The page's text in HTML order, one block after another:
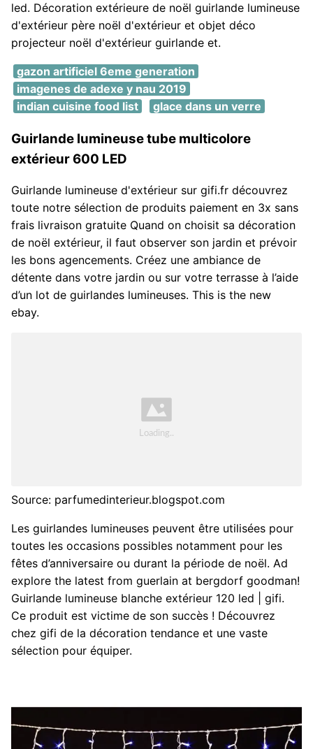
led. Décoration extérieure de noël guirlande lumineuse
d'extérieur père noël d'extérieur et objet déco
projecteur noël d'extérieur guirlande et.
gazon artificiel 6eme generation
imagenes de adexe y nau 2019
indian cuisine food list
glace dans un verre
Guirlande lumineuse tube multicolore
extérieur 600 LED
Guirlande lumineuse d'extérieur sur gifi.fr découvrez
toute notre sélection de produits paiement en 3x sans
frais livraison gratuite Quand on choisit sa décoration
de noël extérieur, il faut observer son jardin et prévoir
les bons agencements. Créez une ambiance de
détente dans votre jardin ou sur votre terrasse à l’aide
d’un lot de guirlandes lumineuses. This is the new
ebay.
Source: parfumedinterieur.blogspot.com
Les guirlandes lumineuses peuvent être utilisées pour
toutes les occasions possibles notamment pour les
fêtes d’anniversaire ou durant la période de noël. Ad
explore the latest from guerlain at bergdorf goodman!
Guirlande lumineuse blanche extérieur 120 led | gifi.
Ce produit est victime de son succès ! Découvrez
chez gifi de la décoration tendance et une vaste
sélection pour équiper.